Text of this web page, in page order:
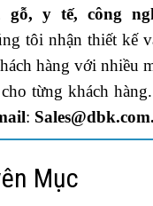
gỗ, y tế, công
tôi nhận thiết kế
hàng với nhiều
từng khách
:
Mục